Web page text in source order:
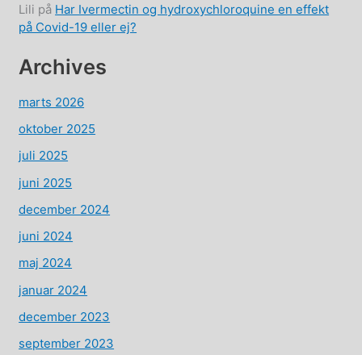
Lili på Har Ivermectin og hydroxychloroquine en effekt
på Covid-19 eller ej?
Archives
marts 2026
oktober 2025
juli 2025
juni 2025
december 2024
juni 2024
maj 2024
januar 2024
december 2023
september 2023